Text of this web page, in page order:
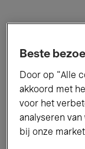
Alle
Jazz
Beste
Door op “Alle
akkoord met
voor het
analyseren
bij onze